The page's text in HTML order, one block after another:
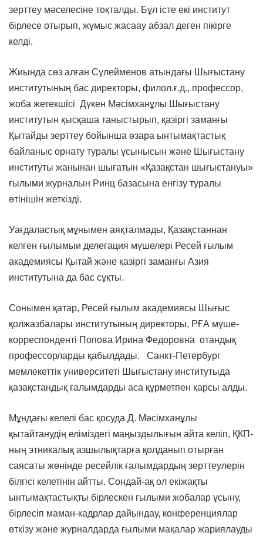
зерттеу мәселесіне тоқталды. Бұл істе екі институт
бірлесе отырып, жұмыс жасаау абзал деген пікірге
келді.
Жиында сөз алған Сүлейменов атындағы Шығыстану
институтының бас директоры, филол.ғ.д., профессор,
жоба жетекшісі Дүкен Мәсімханұлы Шығыстану
институтын қысқаша таныстырып, қазіргі заманғы
Қытайды зерттеу бойынша өзара ынтымақтастық
байланыс орнату туралы ұсынысын және Шығыстану
институты жанынан шығатын «Қазақстан шығыстануы»
ғылыми журналын Ринц базасына енгізу туралы
өтінішін жеткізді.
Уағдаластық мұнымен аяқталмады, Қазақстаннан
келген ғылымыи делегация мүшелері Ресей ғылым
академиясы Қытай және қазіргі заманғы Азия
институтына да бас сұқты.
Сонымен қатар, Ресей ғылым академиясы Шығыс
қолжазбалары институтының директоры, РҒА мүше-
корреспонденті Попова Ирина Федоровна отандық
профессорларды қабылдады. Санкт-Петербург
мемлекеттік университеті Шығыстану институтыда
қазақстандық ғалымдарды аса құрметпен қарсы алды.
Мұндағы келелі бас қосуда Д. Мәсімханұлы
қытайтанудің еліміздегі маңыздылығын айта келіп, ҚКП-
ның этникалық азшылықтарға қолданып отырған
саясаты жөнінде ресейлік ғалымдардың зерттеулерін
білгісі келетінін айтты. Сондай-ақ ол екіжақты
ынтымақтастықты бірлескен ғылыми жобалар ұсыну,
бірлесіп маман-кадрлар дайындау, конференциялар
өткізу және журналдарда ғылыми мақалар жариялауды